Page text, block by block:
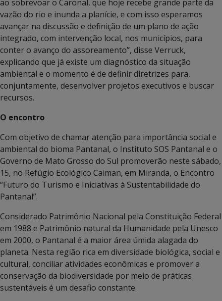
ao sobrevoar o Caronal, que hoje recebe grande parte da
vazão do rio e inunda a planície, e com isso esperamos
avançar na discussão e definição de um plano de ação
integrado, com intervenção local, nos municípios, para
conter o avanço do assoreamento”, disse Verruck,
explicando que já existe um diagnóstico da situação
ambiental e o momento é de definir diretrizes para,
conjuntamente, desenvolver projetos executivos e buscar
recursos.
O encontro
Com objetivo de chamar atenção para importância social e
ambiental do bioma Pantanal, o Instituto SOS Pantanal e o
Governo de Mato Grosso do Sul promoverão neste sábado,
15, no Refúgio Ecológico Caiman, em Miranda, o Encontro
“Futuro do Turismo e Iniciativas à Sustentabilidade do
Pantanal”.
Considerado Patrimônio Nacional pela Constituição Federal
em 1988 e Patrimônio natural da Humanidade pela Unesco
em 2000, o Pantanal é a maior área úmida alagada do
planeta. Nesta região rica em diversidade biológica, social e
cultural, conciliar atividades econômicas e promover a
conservação da biodiversidade por meio de práticas
sustentáveis é um desafio constante.